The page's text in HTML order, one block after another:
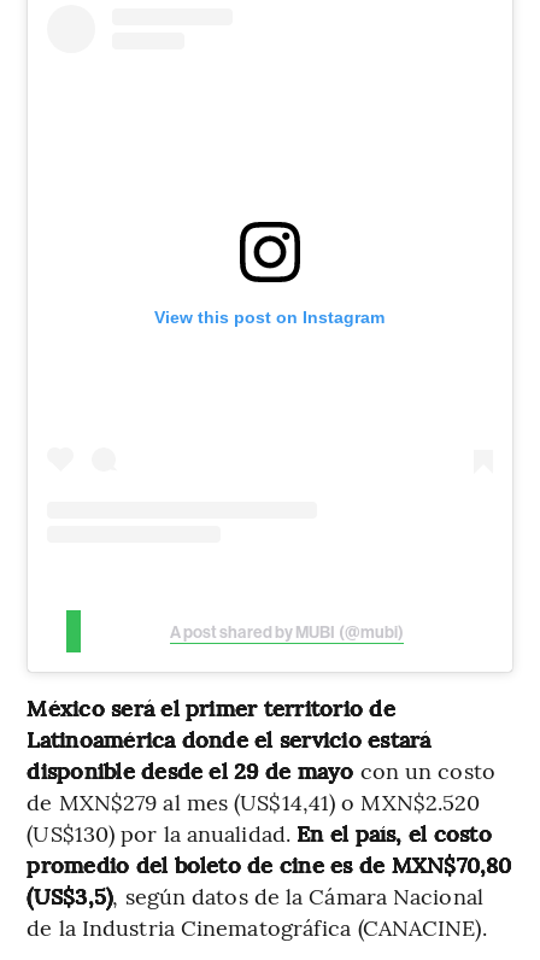
View this post on Instagram
A post shared by MUBI (@mubi)
México será el primer territorio de
Latinoamérica donde el servicio estará
disponible desde el 29 de mayo con un costo
de MXN$279 al mes (US$14,41) o MXN$2.520
(US$130) por la anualidad. En el país, el costo
promedio del boleto de cine es de MXN$70,80
(US$3,5), según datos de la Cámara Nacional
de la Industria Cinematográfica (CANACINE).